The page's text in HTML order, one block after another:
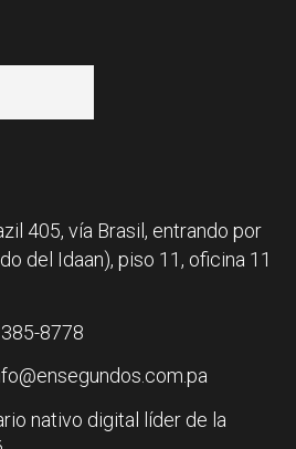
405, vía Brasil, entrando por
del Idaan), piso 11, oficina 11
8778
nativo digital líder de la